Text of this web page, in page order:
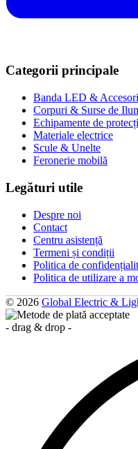
Categorii principale
Banda LED &
Corpuri & Surse de
Echipamente de
Materiale electrice
Scule & Unelte
Feronerie mobilă
Legături utile
Despre noi
Contact
Centru asistență
Termeni și condiții
Politica de
Politica de utilizare a
© 2026 Global Electric &
- drag & drop -